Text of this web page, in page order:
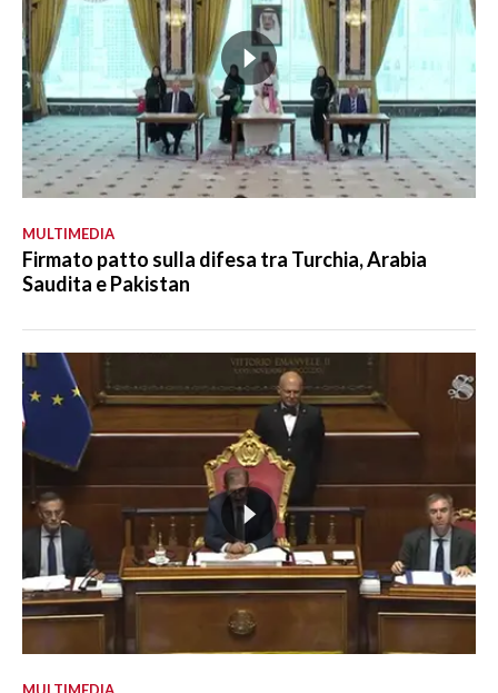
MULTIMEDIA
Firmato patto sulla difesa tra Turchia, Arabia
Saudita e Pakistan
MULTIMEDIA